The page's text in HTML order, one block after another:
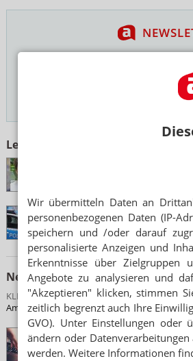
Wir übermitteln Daten an
personenbezogenen Daten (IP-
speichern und /oder darauf
personalisierte Anzeigen und
Erkenntnisse über Zielgruppen
Angebote zu analysieren und
"Akzeptieren" klicken, stimmen
zeitlich begrenzt auch Ihre
GVO). Unter Einstellungen oder
ändern oder
werden. Weitere Informationen
Hinweis zum Newsletter
Lesen Sie auch
E-Rezept-Ausfall:
IT-AUSFALL
Hacker-Angriff auf Uni-Klinik:
Neuere Artikel zum Thema
KLINIKKONZERN GEGEN SPD-POLITIKER
Ameos fordert Millionen von Landrat
ATTACKE AUF KLINIKKONZERN
Hackerangriff: Patientendaten